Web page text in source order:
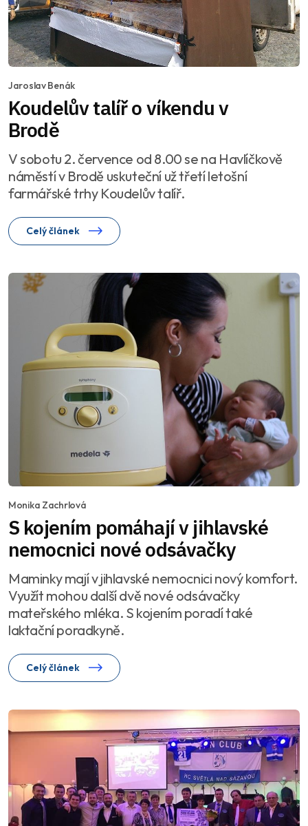
Jaroslav Benák
Koudelův talíř o víkendu v
Brodě
V sobotu 2. července od 8.00 se na Havlíčkově
náměstí v Brodě uskuteční už třetí letošní
farmářské trhy Koudelův talíř.
Celý článek
Monika Zachrlová
S kojením pomáhají v jihlavské
nemocnici nové odsávačky
Maminky mají v jihlavské nemocnici nový komfort.
Využít mohou další dvě nové odsávačky
mateřského mléka. S kojením poradí také
laktační poradkyně.
Celý článek